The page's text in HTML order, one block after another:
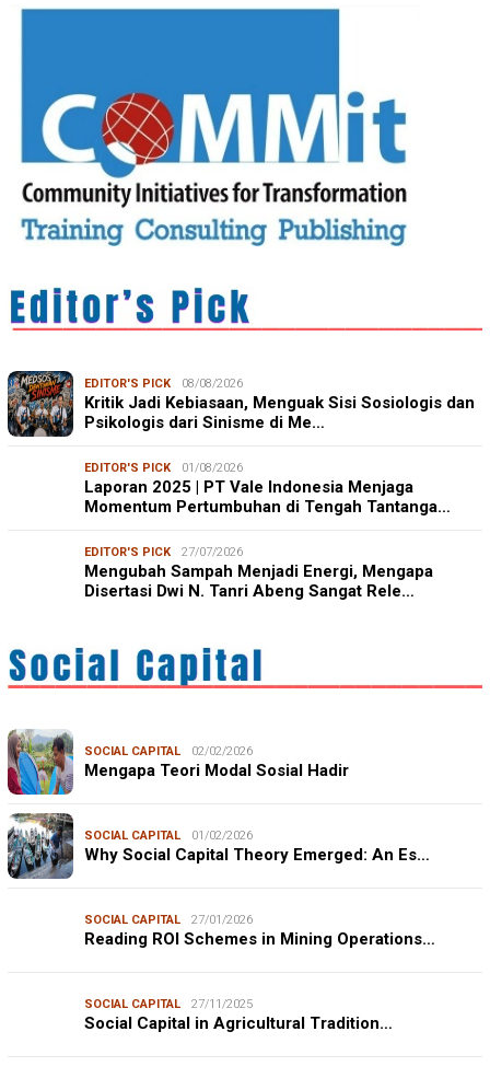
EDITOR'S PICK 08/08/2026
Kritik Jadi Kebiasaan, Menguak Sisi Sosiologis dan
Psikologis dari Sinisme di Me…
EDITOR'S PICK 01/08/2026
Laporan 2025 | PT Vale Indonesia Menjaga
Momentum Pertumbuhan di Tengah Tantanga…
EDITOR'S PICK 27/07/2026
Mengubah Sampah Menjadi Energi, Mengapa
Disertasi Dwi N. Tanri Abeng Sangat Rele…
SOCIAL CAPITAL 02/02/2026
Mengapa Teori Modal Sosial Hadir
SOCIAL CAPITAL 01/02/2026
Why Social Capital Theory Emerged: An Es…
SOCIAL CAPITAL 27/01/2026
Reading ROI Schemes in Mining Operations…
SOCIAL CAPITAL 27/11/2025
Social Capital in Agricultural Tradition…